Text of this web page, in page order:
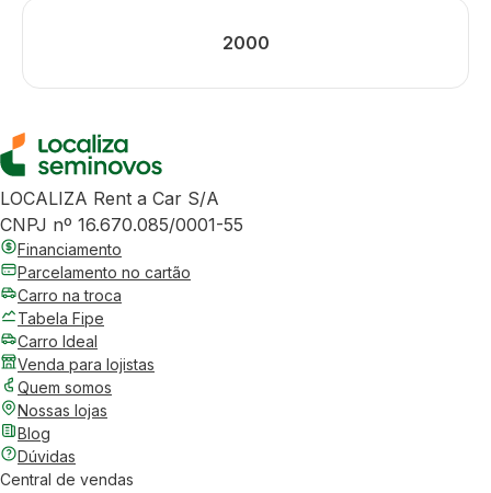
2000
LOCALIZA Rent a Car S/A
CNPJ nº 16.670.085/0001-55
Financiamento
Parcelamento no cartão
Carro na troca
Tabela Fipe
Carro Ideal
Venda para lojistas
Quem somos
Nossas lojas
Blog
Dúvidas
Central de vendas